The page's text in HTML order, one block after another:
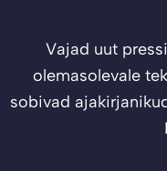
Vajad uut
olemasolevale
sobivad